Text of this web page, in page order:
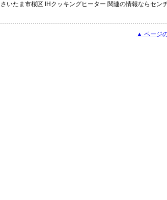
いたま市桜区 IHクッキングヒーター 関連の情報ならセン
▲ ページ